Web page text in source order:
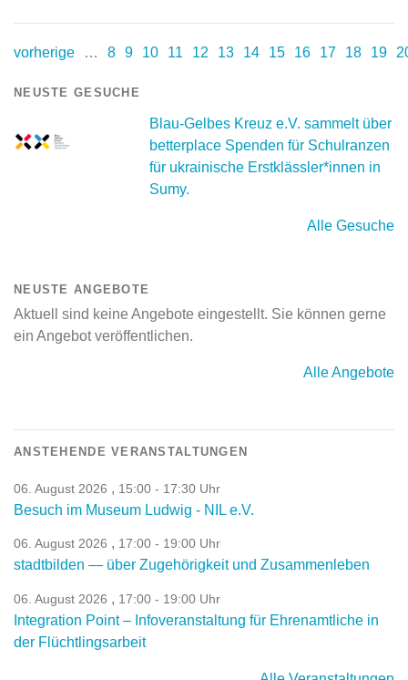
vorherige … 8 9 10 11 12 13 14 15 16 17 18 19
NEUSTE GESUCHE
Blau-Gelbes Kreuz e.V. sammelt über
betterplace Spenden für Schulranzen
für ukrainische Erstklässler*innen in
Sumy.
Alle Gesuche
NEUSTE ANGEBOTE
Aktuell sind keine Angebote eingestellt. Sie können gerne
ein Angebot veröffentlichen.
Alle Angebote
ANSTEHENDE VERANSTALTUNGEN
06. August 2026 , 15:00 - 17:30 Uhr
Besuch im Museum Ludwig - NIL e.V.
06. August 2026 , 17:00 - 19:00 Uhr
stadtbilden — über Zugehörigkeit und Zusammenleben
06. August 2026 , 17:00 - 19:00 Uhr
Integration Point – Infoveranstaltung für Ehrenamtliche in
der Flüchtlingsarbeit